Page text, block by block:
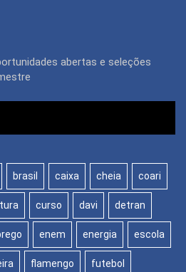
abertas e seleções
brasil caixa cheia coari
curso davi detran
enem energia escola
flamengo futebol